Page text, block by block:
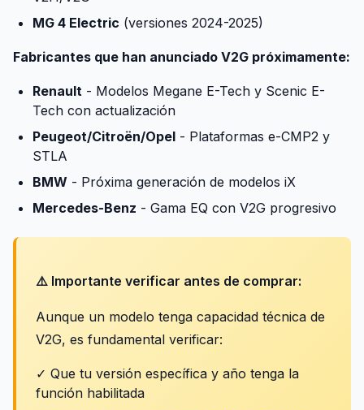
MG 4 Electric (versiones 2024-2025)
Fabricantes que han anunciado V2G próximamente:
Renault - Modelos Megane E-Tech y Scenic E-
Tech con actualización
Peugeot/Citroën/Opel - Plataformas e-CMP2 y
STLA
BMW - Próxima generación de modelos iX
Mercedes-Benz - Gama EQ con V2G progresivo
⚠️ Importante verificar antes de comprar:
Aunque un modelo tenga capacidad técnica de
V2G, es fundamental verificar:
✓ Que tu versión específica y año tenga la
función habilitada